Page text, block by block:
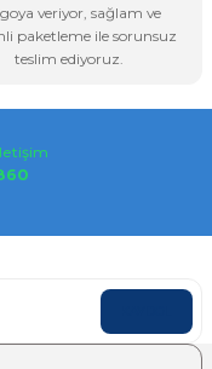
veriyor, sağlam ve
paketleme ile sorunsuz
teslim ediyoruz.